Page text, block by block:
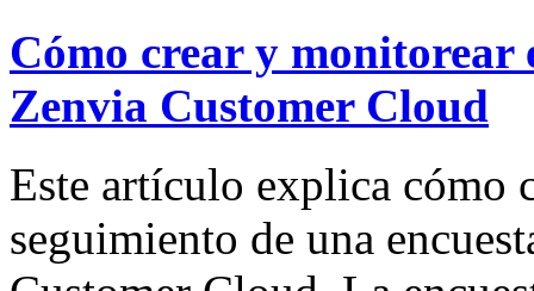
Cómo crear y monitorear
Zenvia Customer Cloud
Este artículo explica cómo
seguimiento de una